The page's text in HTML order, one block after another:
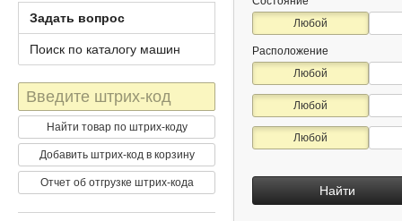
Любой
Расположение
Любой
Любой
Любой
Найти
Задать вопрос
Поиск по каталогу машин
Штрих-
код
Найти товар по штрих-коду
Добавить штрих-код в корзину
Отчет об отгрузке штрих-кода